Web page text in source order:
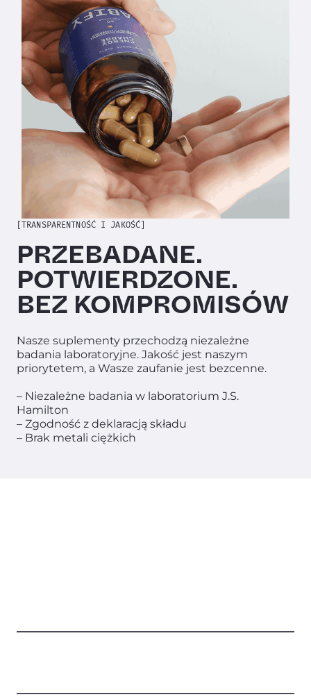
[TRANSPARENTNOŚĆ I JAKOŚĆ]
PRZEBADANE.
POTWIERDZONE.
BEZ KOMPROMISÓW
Nasze suplementy przechodzą niezależne
badania laboratoryjne. Jakość jest naszym
priorytetem, a Wasze zaufanie jest bezcenne.
– Niezależne badania w laboratorium J.S.
Hamilton
– Zgodność z deklaracją składu
– Brak metali ciężkich
ODBLOKUJ
SPECJALNĄ
OFERTĘ
Aby odebrać powiedz jaki
problem chcesz rozwiązać:
JELITA I TRAWIENIE
PAMIĘĆ I SKUPIENIE
INNE